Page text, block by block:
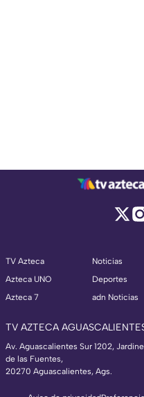
TV Azteca
Azteca UNO
Azteca 7
Noticias
Deportes
adn Noticias
TV AZTECA
Av. Aguascalientes Sur 1202,
de las Fuentes,
20270 Aguascalientes, Ags.